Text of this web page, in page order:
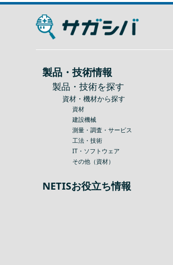
製品・技術情報
製品・技術を探す
資材・機材から探す
資材
建設機械
測量・調査・サービス
工法・技術
IT・ソフトウェア
その他（資材）
NETISお役立ち情報